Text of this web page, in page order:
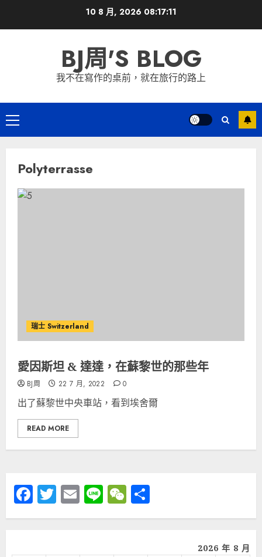
10 8 月, 2026 08:17:11
BJ周'S BLOG
我不在寫作的桌前，就在旅行的路上
Primary
Menu
Polyterrasse
瑞士 Switzerland
愛因斯坦 & 達達，在蘇黎世的那些年
BJ周 22 7 月, 2022 0
出了蘇黎世中央車站，看到埃舍爾
READ MORE
Facebook
Twitter
Email
LineWeChat
享
2026 年 8 月